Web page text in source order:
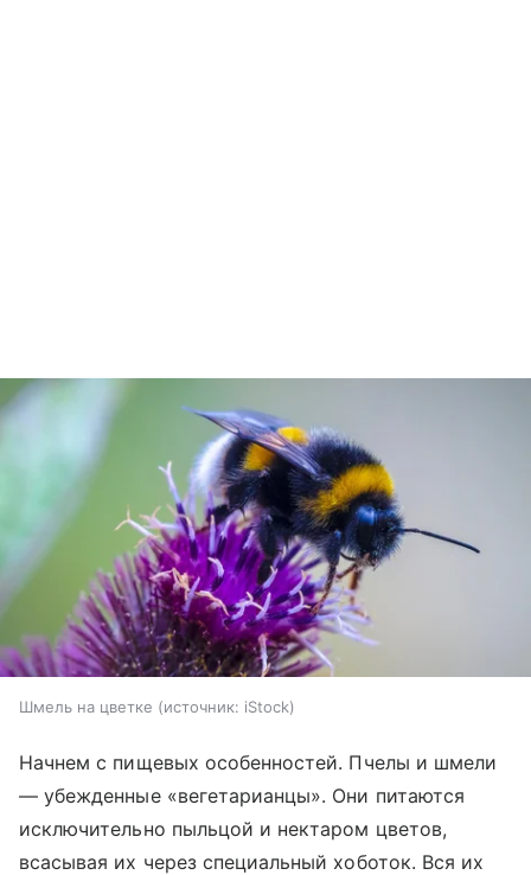
Шмель на цветке источник: iStock
Начнем с пищевых особенностей. Пчелы и шмели
— убежденные «вегетарианцы». Они питаются
исключительно пыльцой и нектаром цветов,
всасывая их через специальный хоботок. Вся их